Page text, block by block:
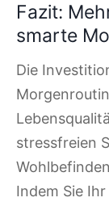
Fazit:
smarte
Die
stressfreien
Indem Sie